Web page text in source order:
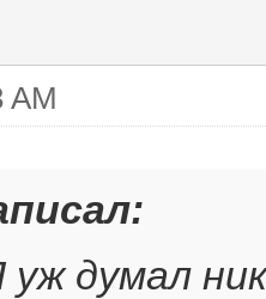
AM
уж думал